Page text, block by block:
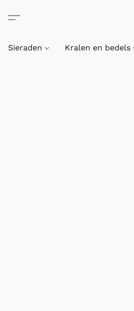
Sieraden Kralen en bedels